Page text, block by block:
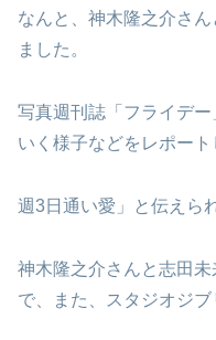
なんと、神木隆之介さ
ました。
写真週刊誌「フライデ
いく様子などをレポー
週3日通い愛」と伝えら
神木隆之介さんと志田
で、また、スタジオジ